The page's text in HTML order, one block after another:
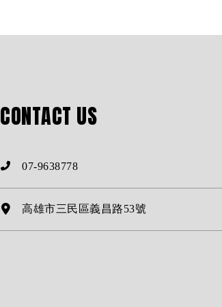
CONTACT US
07-9638778
高雄市三民區義昌路53號